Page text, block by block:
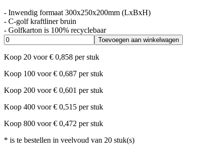
- Inwendig formaat 300x250x200mm (LxBxH)
- C-golf kraftliner bruin
- Golfkarton is 100% recyclebaar
Toevoegen aan winkelwagen
Koop 20 voor € 0,858 per stuk
Koop 100 voor € 0,687 per stuk
Koop 200 voor € 0,601 per stuk
Koop 400 voor € 0,515 per stuk
Koop 800 voor € 0,472 per stuk
* is te bestellen in veelvoud van 20 stuk(s)